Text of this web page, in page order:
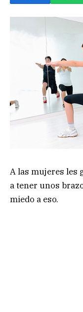
A las mujeres les
a tener unos
miedo a eso.